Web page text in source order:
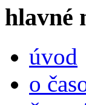
hlavné
úvod
o